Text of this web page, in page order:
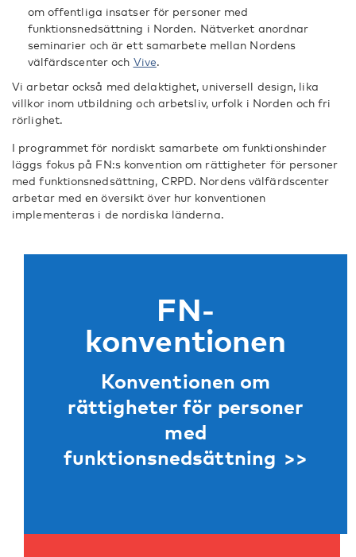
om offentliga insatser för personer med
funktionsnedsättning i Norden. Nätverket anordnar
seminarier och är ett samarbete mellan Nordens
välfärdscenter och Vive.
Vi arbetar också med delaktighet, universell design, lika
villkor inom utbildning och arbetsliv, urfolk i Norden och fri
rörlighet.
I programmet för nordiskt samarbete om funktionshinder
läggs fokus på FN:s konvention om rättigheter för personer
med funktionsnedsättning, CRPD. Nordens välfärdscenter
arbetar med en översikt över hur konventionen
implementeras i de nordiska länderna.
FN-
konventionen
Konventionen om
rättigheter för personer
med
funktionsnedsättning